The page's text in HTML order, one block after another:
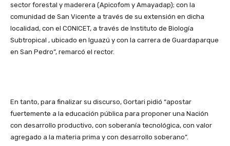
sector forestal y maderera (Apicofom y Amayadap); con la
comunidad de San Vicente a través de su extensión en dicha
localidad, con el CONICET, a través de Instituto de Biología
Subtropical , ubicado en Iguazú y con la carrera de Guardaparque
en San Pedro”, remarcó el rector.
En tanto, para finalizar su discurso, Gortari pidió “apostar
fuertemente a la educación pública para proponer una Nación
con desarrollo productivo, con soberanía tecnológica, con valor
agregado a la materia prima y con desarrollo soberano”.